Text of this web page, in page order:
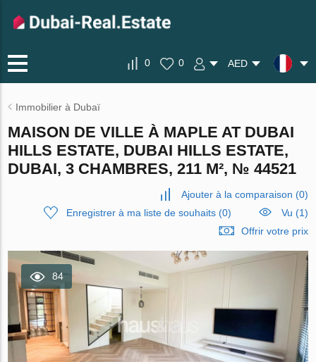
0 0 AED
Immobilier à Dubaï
MAISON DE VILLE À MAPLE AT DUBAI
HILLS ESTATE, DUBAI HILLS ESTATE,
DUBAI, 3 CHAMBRES, 211 M², № 44521
Ajouter à la comparaison (0)
Enregistrer à ma liste de souhaits(0)
Vu (1)
Offrir votre prix
84